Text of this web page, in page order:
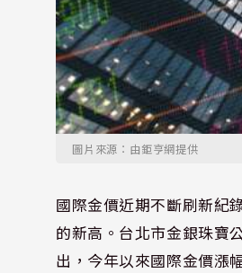
圖片來源：由鉅亨網提供
國際金價近期不斷刷新紀
的新高。台北市金銀珠寶
出，今年以來國際金價漲